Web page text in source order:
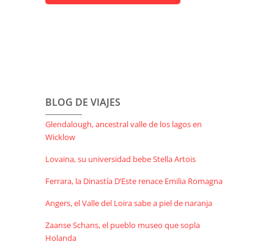
BLOG DE VIAJES
Glendalough, ancestral valle de los lagos en
Wicklow
Lovaina, su universidad bebe Stella Artois
Ferrara, la Dinastía D’Este renace Emilia Romagna
Angers, el Valle del Loira sabe a piel de naranja
Zaanse Schans, el pueblo museo que sopla
Holanda